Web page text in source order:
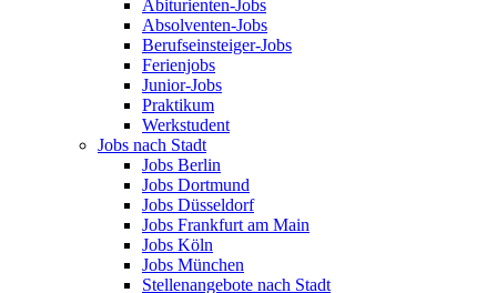
Abiturienten-Jobs
Absolventen-Jobs
Berufseinsteiger-Jobs
Ferienjobs
Junior-Jobs
Praktikum
Werkstudent
Jobs nach Stadt
Jobs Berlin
Jobs Dortmund
Jobs Düsseldorf
Jobs Frankfurt am Main
Jobs Köln
Jobs München
Stellenangebote nach Stadt